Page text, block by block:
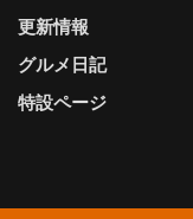
更新情報
グルメ日記
特設ページ